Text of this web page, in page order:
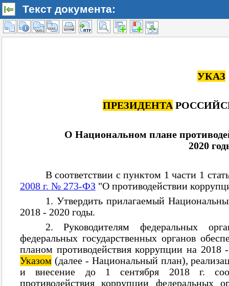
Текст документа: